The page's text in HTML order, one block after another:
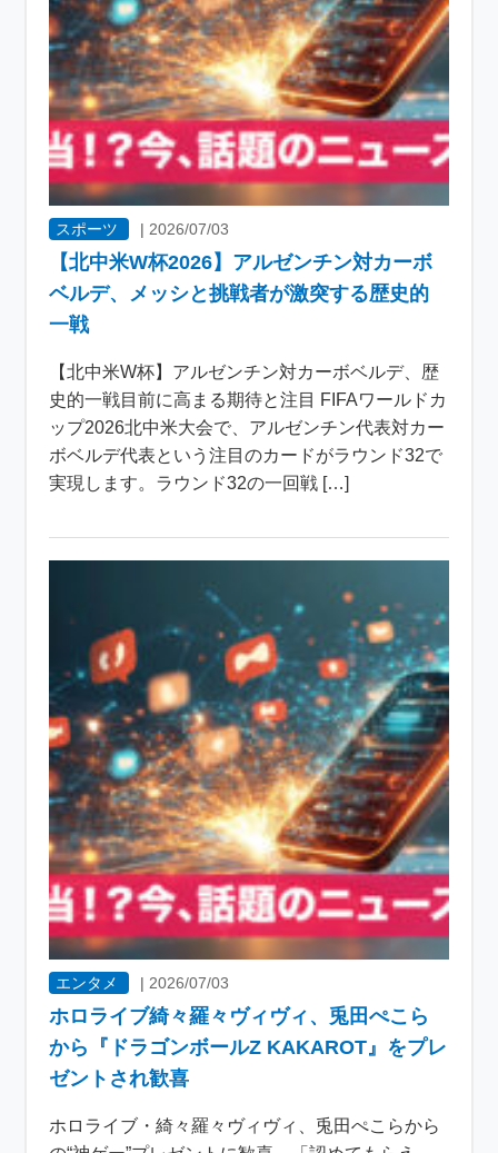
スポーツ | 2026/07/03
【北中米W杯2026】アルゼンチン対カーボ
ベルデ、メッシと挑戦者が激突する歴史的
一戦
【北中米W杯】アルゼンチン対カーボベルデ、歴
史的一戦目前に高まる期待と注目 FIFAワールドカ
ップ2026北中米大会で、アルゼンチン代表対カー
ボベルデ代表という注目のカードがラウンド32で
実現します。ラウンド32の一回戦 […]
エンタメ |2026/07/03
ホロライブ綺々羅々ヴィヴィ、兎田ぺこら
から『ドラゴンボールZ KAKAROT』をプレ
ゼントされ歓喜
ホロライブ・綺々羅々ヴィヴィ、兎田ぺこらから